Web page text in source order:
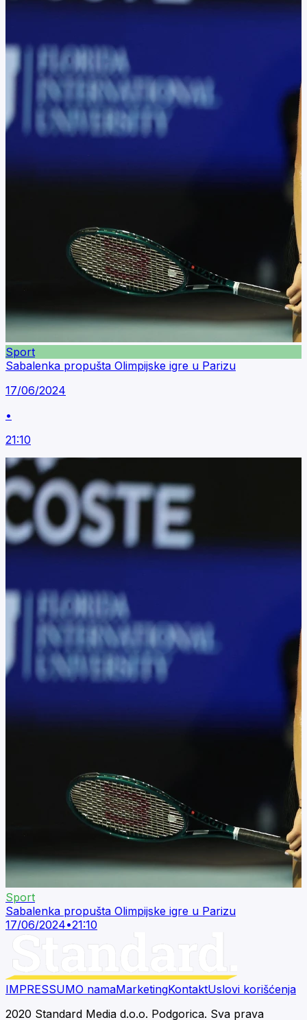
Sport
Sabalenka propušta Olimpijske igre u Parizu
17/06/2024
•
21:10
Sport
Sabalenka propušta Olimpijske igre u Parizu
17/06/2024•21:10
IMPRESSUMO namaMarketingKontaktUslovi korišćenja
2020 Standard Media d.o.o. Podgorica. Sva prava